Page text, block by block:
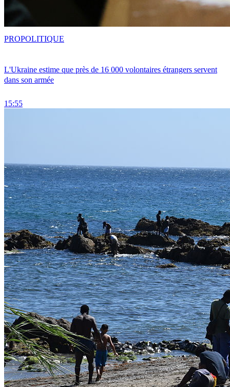
L'Ukraine estime que près de 16 000 volontaires étrangers servent
dans son armée
15:55
PROPOLITIQUE